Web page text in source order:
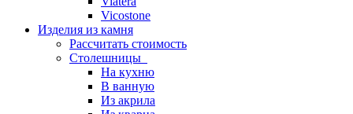
Vicostone
Изделия из камня
Рассчитать стоимость
Столешницы
На кухню
В ванную
Из акрила